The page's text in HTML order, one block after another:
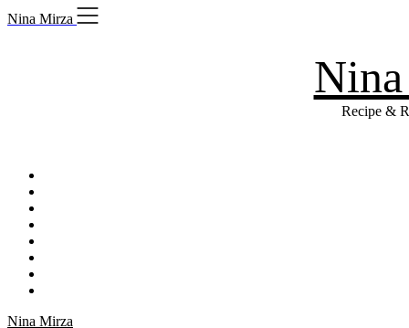
Skip
to
Nina Mirza
Recipe &
Nina Mirza